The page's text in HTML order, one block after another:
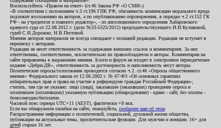
Воспользуйтесь «Правом на ответ» (ст.46 Закона РФ «О СМИ»).
«В соответствии с положением ч.3 ст.196 ГПК РФ, обязанность компенсации морального вреда
подлежит возложению на авторов, а по опубликованию опровержения, в порядке ч.2 ст.152 ГК
РФ - на учредителя и главного редактор», - из апелляционного определения Хабаровского
краевого суда от 22.08.2012 г. (дело №33-5325/2012) председательствующего И.И.Куликовой,
судей С.И.Дорожко, Н.В.Пестовой.
Мнения авторов материалов не всегда совпадают с позицией редакции. Редакция не вступает в
переписку с авторами.
Редакция не несет ответственность за содержание внешних ссылок и комментариев. За них
ответственны, соответственно, исключительно их правообладатели и авторы. Комментарии на
сайте приравнены к выражению мнения. Блоги и форум не входят в электронное периодическое
издание «Дебри-ДВ», ответственность за достоверность и наполняемость несут авторы.
Политические опросы/голосования проводятся согласно ч.2. ст.46 «Опросы общественного
мнения» Федерального закона от 12.06.2002 г. № 67-ФЗ «Об основных гарантиях
избирательных прав и права на участие в референдуме граждан Российской Федерации»;
считать, там где не указано: лицо (лица), заказавшее (заказавших) проведение опроса и
оплатившее (оплативших) указанную публикацию (обнародование) - едино - сайт, без оплаты -
безвозмездно/бесплатно.
Часовой пояс сервера UTC+11 (AEST), фактически +8 мск.
Если вы обнаружили ошибки на сайте, пожалуйста, сообщите нам об этом
Распространение информации о политической, социальной, духовной жизни общества,
публикации на актуальные темы, просветительские функции. Для мужчин и женщин. 16+ для
детей старше 16 лет.